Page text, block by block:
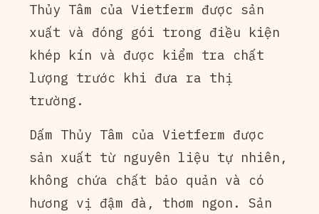
Thủy Tâm của Vietferm được sản
xuất và đóng gói trong điều kiện
khép kín và được kiểm tra chất
lượng trước khi đưa ra thị
trường.
Dấm Thủy Tâm của Vietferm được
sản xuất từ nguyên liệu tự nhiên,
không chứa chất bảo quản và có
hương vị đậm đà, thơm ngon. Sản